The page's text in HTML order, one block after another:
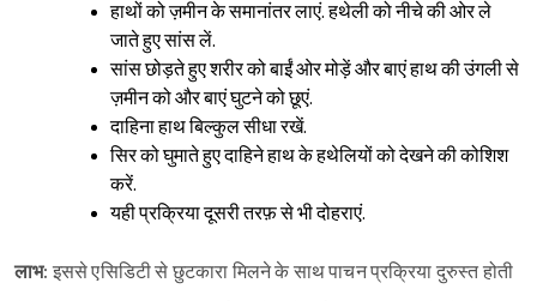
हाथों को ज़मीन के समानांतर लाएं. हथेली को नीचे की ओर ले
जाते हुए सांस लें.
सांस छोड़ते हुए शरीर को बाईं ओर मोड़ें और बाएं हाथ की उंगली से
ज़मीन को और बाएं घुटने को छूएं.
दाहिना हाथ बिल्कुल सीधा रखें.
सिर को घुमाते हुए दाहिने हाथ के हथेलियों को देखने की कोशिश
करें.
यही प्रक्रिया दूसरी तरफ़ से भी दोहराएं.
लाभ: इससे एसिडिटी से छुटकारा मिलने के साथ पाचन प्रक्रिया दुरुस्त होती